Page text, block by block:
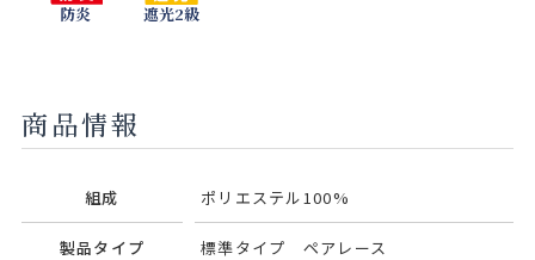
防炎 遮光2級
商品情報
組成 ポリエステル100%
製品タイプ 標準タイプ ペアレース